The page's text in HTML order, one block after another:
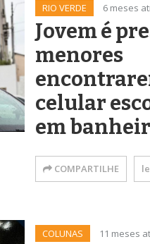
RIO VERDE 6 meses
Jovem é
menores
celular
em
COMPARTILHE
COLUNAS 11 meses